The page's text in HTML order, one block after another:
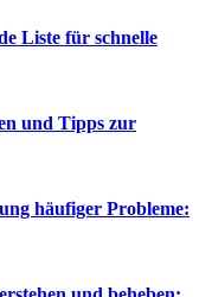
Liste für schnelle
und Tipps zur
häufiger Probleme: